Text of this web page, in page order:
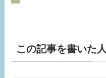
この記事を書いた人